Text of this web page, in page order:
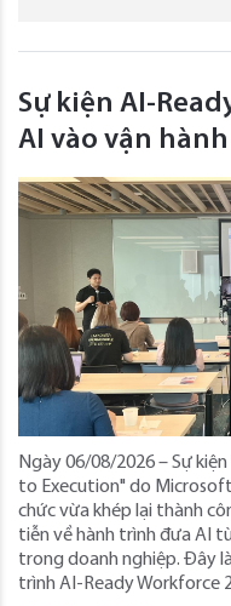
Sự kiện AI-
AI vào vận
Ngày 06/08/2026 – Sự
to Execution" do
chức vừa khép lại thành
tiễn về hành trình đưa AI
trong doanh nghiệp. Đây
trình AI-Ready Workforce